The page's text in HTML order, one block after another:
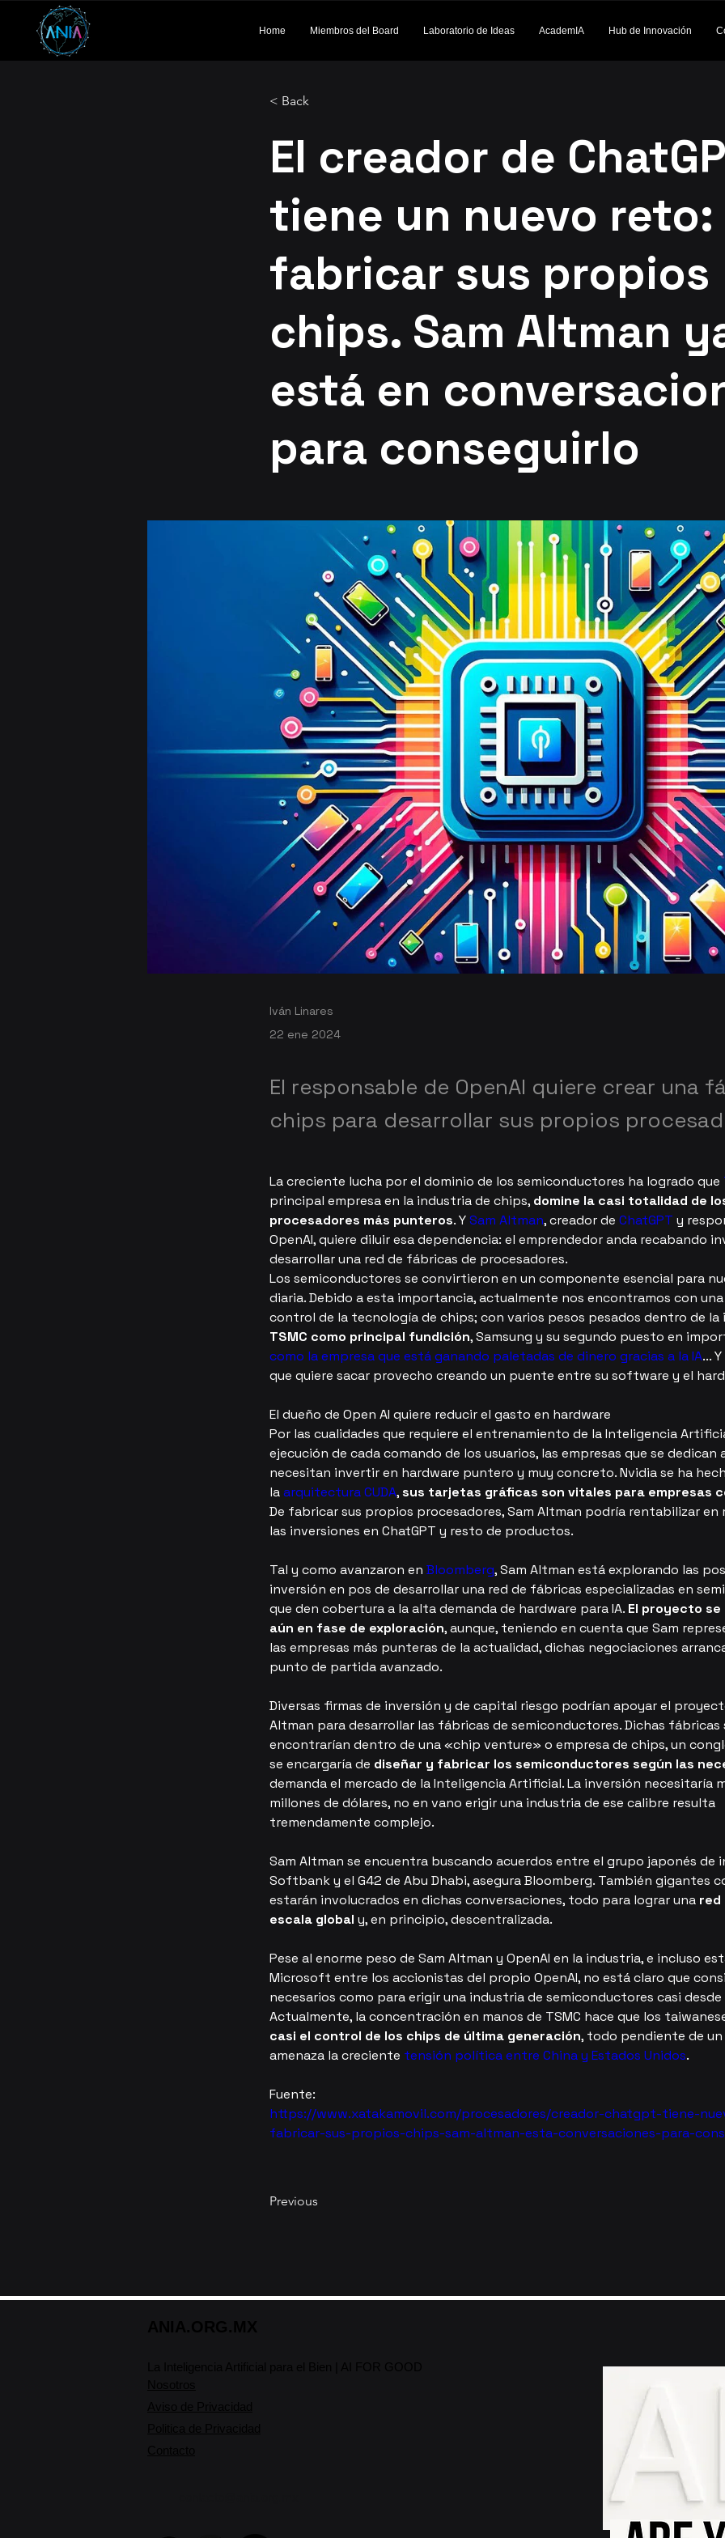
Home Miembros del Board Laboratorio de Ideas AcademIA Hub de Innovación
< Back
El creador de
tiene un nuevo reto:
fabricar sus propios
chips. Sam Altman
está en
para conseguirlo
Iván Linares
22 ene 2024
El responsable de OpenAI quiere crear una
chips para desarrollar sus propios
La creciente lucha por el dominio de los semiconductores ha logrado que
principal empresa en la industria de chips, domine la casi totalidad de
procesadores más punteros. Y Sam Altman, creador de ChatGPT y
OpenAI, quiere diluir esa dependencia: el emprendedor anda recabando
desarrollar una red de fábricas de procesadores.
Los semiconductores se convirtieron en un componente esencial para
diaria. Debido a esta importancia, actualmente nos encontramos con
control de la tecnología de chips; con varios pesos pesados dentro de
TSMC como principal fundición, Samsung y su segundo puesto en
como la empresa que está ganando paletadas de dinero gracias a la IA...
que quiere sacar provecho creando un puente entre su software y el
El dueño de Open AI quiere reducir el gasto en hardware
Por las cualidades que requiere el entrenamiento de la Inteligencia
ejecución de cada comando de los usuarios, las empresas que se dedican
necesitan invertir en hardware puntero y muy concreto. Nvidia se ha
la arquitectura CUDA, sus tarjetas gráficas son vitales para empresas
De fabricar sus propios procesadores, Sam Altman podría rentabilizar en
las inversiones en ChatGPT y resto de productos.
Tal y como avanzaron en Bloomberg, Sam Altman está explorando las
inversión en pos de desarrollar una red de fábricas especializadas en
que den cobertura a la alta demanda de hardware para IA. El proyecto
aún en fase de exploración, aunque, teniendo en cuenta que Sam
las empresas más punteras de la actualidad, dichas negociaciones
punto de partida avanzado.
Diversas firmas de inversión y de capital riesgo podrían apoyar el
Altman para desarrollar las fábricas de semiconductores. Dichas fábricas
encontrarían dentro de una «chip venture» o empresa de chips, un
se encargaría de diseñar y fabricar los semiconductores según las
demanda el mercado de la Inteligencia Artificial. La inversión necesitaría
millones de dólares, no en vano erigir una industria de ese calibre resulta
tremendamente complejo.
Sam Altman se encuentra buscando acuerdos entre el grupo japonés de
Softbank y el G42 de Abu Dhabi, asegura Bloomberg. También gigantes
estarán involucrados en dichas conversaciones, todo para lograr una
escala global y, en principio, descentralizada.
Pese al enorme peso de Sam Altman y OpenAI en la industria, e incluso
Microsoft entre los accionistas del propio OpenAI, no está claro que
necesarios como para erigir una industria de semiconductores casi
Actualmente, la concentración en manos de TSMC hace que los
casi el control de los chips de última generación, todo pendiente de
amenaza la creciente tensión política entre China y Estados Unidos.
Fuente:
https://www.xatakamovil.com/procesadores/creador-chatgpt-tiene-
fabricar-sus-propios-chips-sam-altman-esta-conversaciones-para-
Previous